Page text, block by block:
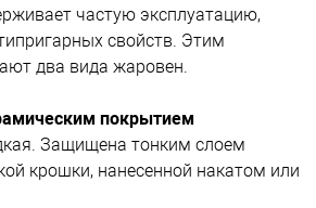
частую эксплуатацию,
свойств. Этим
два вида жаровен.
покрытием
Защищена тонким слоем
крошки, нанесенной накатом или